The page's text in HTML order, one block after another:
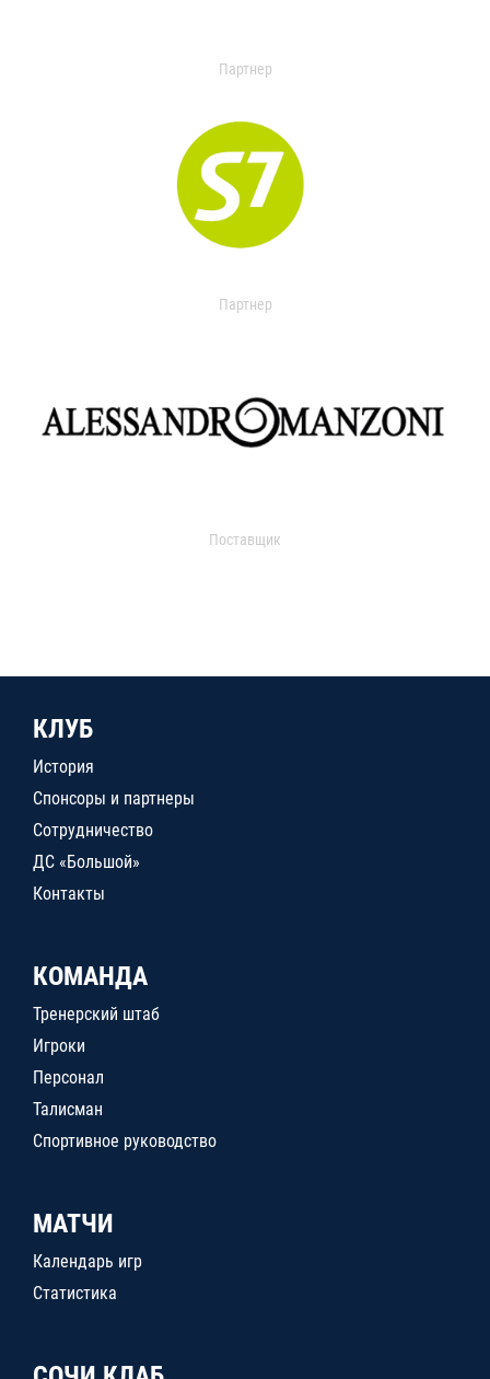
Партнер
Партнер
Поставщик
КЛУБ
История
Спонсоры и партнеры
Сотрудничество
ДС «Большой»
Контакты
КОМАНДА
Тренерский штаб
Игроки
Персонал
Талисман
Спортивное руководство
МАТЧИ
Календарь игр
Статистика